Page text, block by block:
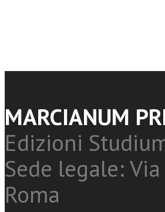
MARCIANUM
Edizioni
Sede legale:
Roma